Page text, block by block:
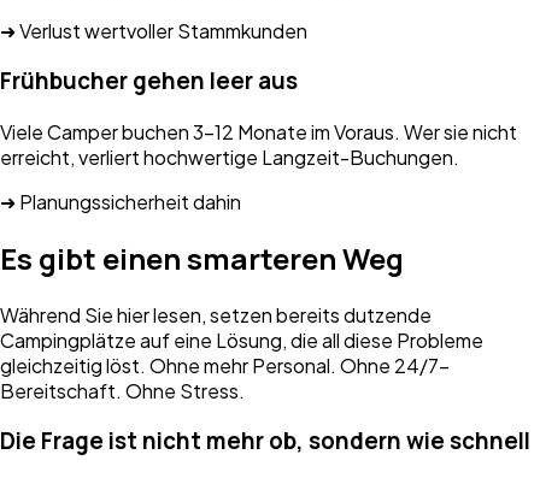
➜ Verlust wertvoller Stammkunden
Frühbucher gehen leer aus
Viele Camper buchen 3-12 Monate im Voraus. Wer sie nicht
erreicht, verliert hochwertige Langzeit-Buchungen.
➜ Planungssicherheit dahin
Es gibt einen smarteren Weg
Während Sie hier lesen, setzen bereits dutzende
Campingplätze auf eine Lösung, die all diese Probleme
gleichzeitig löst. Ohne mehr Personal. Ohne 24/7-
Bereitschaft. Ohne Stress.
Die Frage ist nicht mehr ob, sondern wie schnell